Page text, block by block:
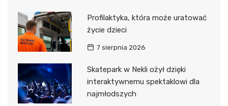
Profilaktyka, która może uratować
życie dzieci
7 sierpnia 2026
Skatepark w Nekli ożył dzięki
interaktywnemu spektaklowi dla
najmłodszych